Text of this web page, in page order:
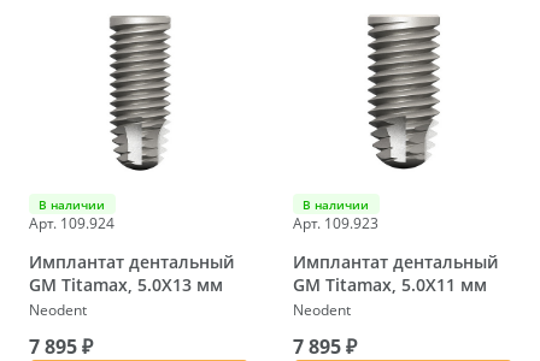
В наличии
Арт. 109.924
Имплантат дентальный
GM Titamax, 5.0X13 мм
Neodent
7 895 ₽
В наличии
Арт. 109.923
Имплантат дентальный
GM Titamax, 5.0X11 мм
Neodent
7 895 ₽